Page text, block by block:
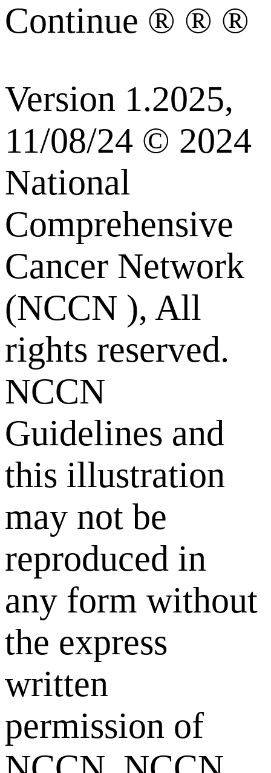
Continue ® ® ®
Version 1.2025,
11/08/24 © 2024
National
Comprehensive
Cancer Network
(NCCN ), All
rights reserved.
NCCN
Guidelines and
this illustration
may not be
reproduced in
any form without
the express
written
permission of